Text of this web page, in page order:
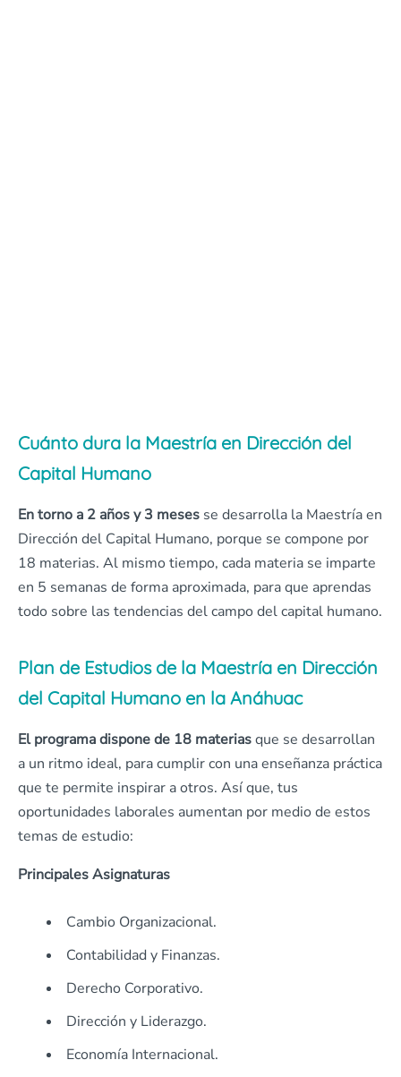
Cuánto dura la Maestría en Dirección del
Capital Humano
En torno a 2 años y 3 meses se desarrolla la Maestría en
Dirección del Capital Humano, porque se compone por
18 materias. Al mismo tiempo, cada materia se imparte
en 5 semanas de forma aproximada, para que aprendas
todo sobre las tendencias del campo del capital humano.
Plan de Estudios de la Maestría en Dirección
del Capital Humano en la Anáhuac
El programa dispone de 18 materiasque se desarrollan
a un ritmo ideal, para cumplir con una enseñanza práctica
que te permite inspirar a otros. Así que, tus
oportunidades laborales aumentan por medio de estos
temas de estudio:
Principales Asignaturas
Cambio Organizacional.
Contabilidad y Finanzas.
Derecho Corporativo.
Dirección y Liderazgo.
Economía Internacional.